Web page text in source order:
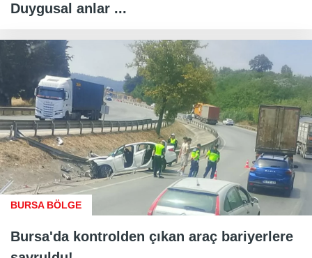
Duygusal anlar ...
BURSA BÖLGE
Bursa'da kontrolden çıkan araç bariyerlere